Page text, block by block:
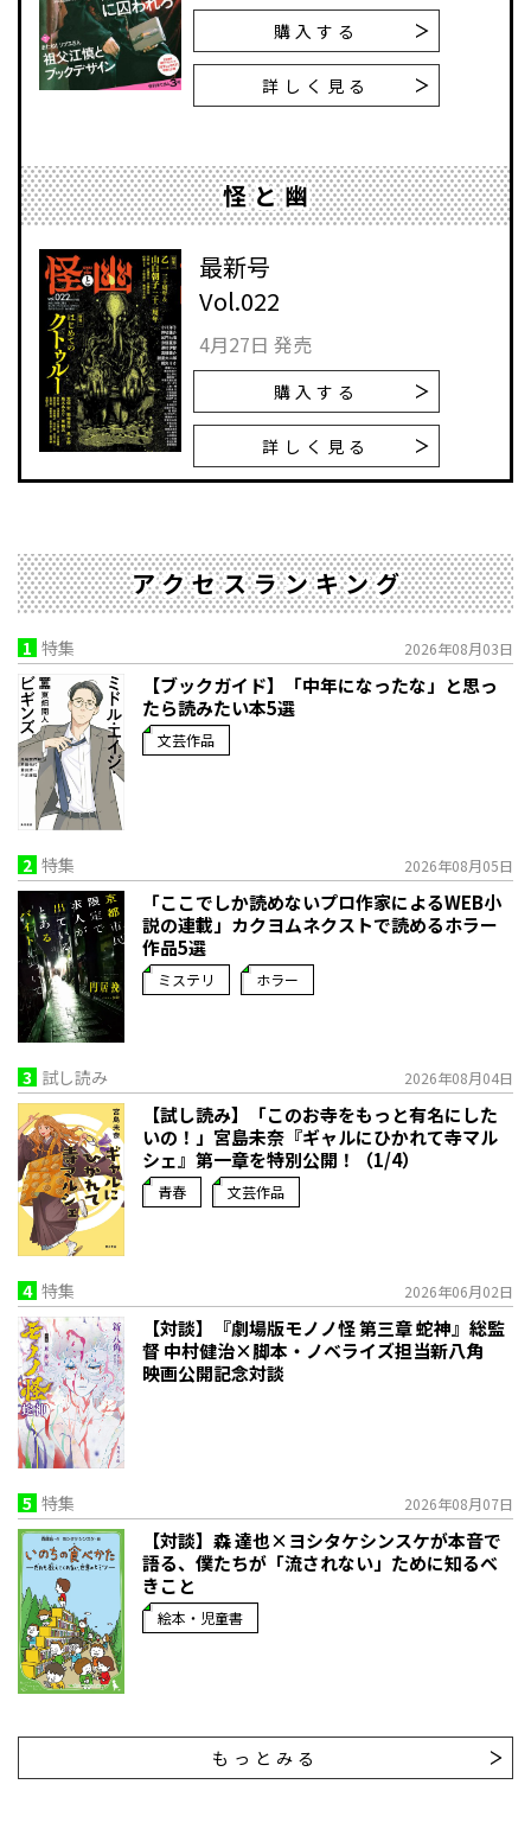
購入する
詳しく見る
怪と幽
最新号
Vol.022
4月27日 発売
購入する
詳しく見る
アクセスランキング
1 特集 2026年08月03日
【ブックガイド】「中年になったな」と思っ
たら読みたい本5選
文芸作品
2 特集 2026年08月05日
「ここでしか読めないプロ作家によるWEB小
説の連載」――カクヨムネクストで読めるホラー
作品5選
ミステリ ホラー
3 試し読み 2026年08月04日
【試し読み】「このお寺をもっと有名にした
いの！」宮島未奈『ギャルにひかれて寺マル
シェ』第一章を特別公開！（1/4）
青春 文芸作品
4 特集 2026年06月02日
【対談】『劇場版モノノ怪 第三章 蛇神』総監
督 中村健治×脚本・ノベライズ担当新八角
映画公開記念対談
5 特集 2026年08月07日
【対談】森 達也×ヨシタケシンスケが本音で
語る、僕たちが「流されない」ために知るべ
きこと
絵本・児童書
もっとみる